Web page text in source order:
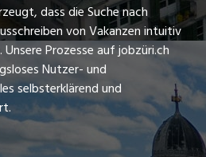
dass die Suche nach
von Vakanzen intuitiv
Prozesse auf jobzüri.ch
Nutzer- und
selbsterklärend und